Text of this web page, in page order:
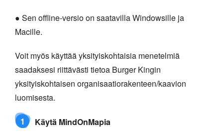
● Sen offline-versio on saatavilla Windowsille ja
Macille.
Voit myös käyttää yksityiskohtaisia menetelmiä
saadaksesi riittävästi tietoa Burger Kingin
yksityiskohtaisen organisaatiorakenteen/kaavion
luomisesta.
1 Käytä MindOnMapia